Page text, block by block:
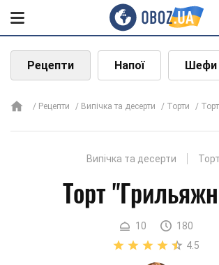
Рецепти Напої Шефи
Рецепти Випічка та десерти Торти
Випічка та десерти
Торт
10
180
4.5